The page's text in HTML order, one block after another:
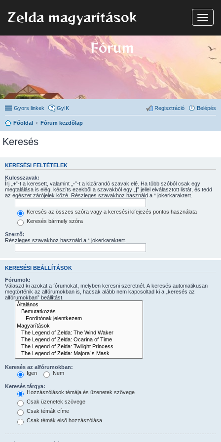
N
a
Zelda magyarítások
Fórum
Gyors linkek GyIK Belépés
Regisztráció
Főoldal Fórum kezdőlap
Keresés
KERESÉSI FELTÉTELEK
Kulcsszavak:
Írj „ +”-t a keresett, valamint „ -”-t a kizárandó szavak elé. Ha több szóból csak egy
megtalálása is elég, készíts ezekből a szavakból egy „ |” jellel elválasztott listát, és tedd
az egészet zárójelek közé. Részleges szavakhoz használd a * jokerkaraktert.
Keresés az összes szóra vagy a keresési kifejezés pontos használata
Keresés bármely szóra
Szerző:
Részleges szavakhoz használd a * jokerkaraktert.
KERESÉSI BEÁLLÍTÁSOK
Fórumok:
Válaszd ki azokat a fórumokat, melyben keresni szeretnél. A keresés automatikusan
megtörténik az alfórumokban is, hacsak alább nem kapcsoltad ki a „keresés az
alfórumokban” beállítást.
Keresés az alfórumokban:
Igen
Nem
Keresés tárgya:
Hozzászólások témája és üzenetek szövege
Csak üzenetek szövege
Csak témák címe
Csak témák első hozzászólása